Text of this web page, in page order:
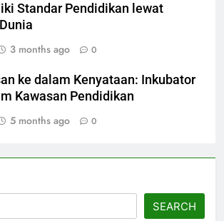
Standar Pendidikan lewat
3 months ago 0
ke dalam Kenyataan: Inkubator
Kawasan Pendidikan
5 months ago 0
SEARCH